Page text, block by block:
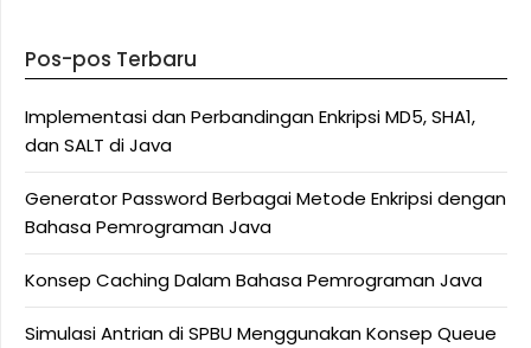
Pos-pos Terbaru
Implementasi dan Perbandingan Enkripsi MD5, SHA1,
dan SALT di Java
Generator Password Berbagai Metode Enkripsi dengan
Bahasa Pemrograman Java
Konsep Caching Dalam Bahasa Pemrograman Java
Simulasi Antrian di SPBU Menggunakan Konsep Queue